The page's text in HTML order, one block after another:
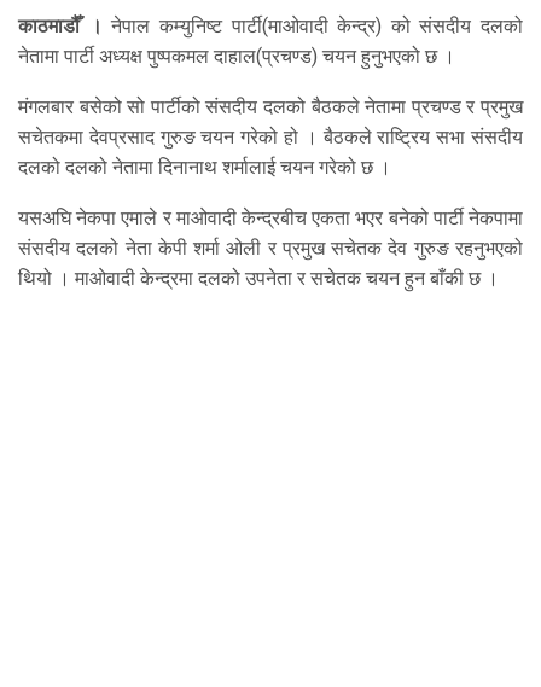
काठमाडौँ । नेपाल कम्युनिष्ट पार्टी(माओवादी केन्द्र) को संसदीय दलको
नेतामा पार्टी अध्यक्ष पुष्पकमल दाहाल(प्रचण्ड) चयन हुनुभएको छ ।
मंगलबार बसेको सो पार्टीको संसदीय दलको बैठकले नेतामा प्रचण्ड र प्रमुख
सचेतकमा देवप्रसाद गुरुङ चयन गरेको हो । बैठकले राष्ट्रिय सभा संसदीय
दलको दलको नेतामा दिनानाथ शर्मालाई चयन गरेको छ ।
यसअघि नेकपा एमाले र माओवादी केन्द्रबीच एकता भएर बनेको पार्टी नेकपामा
संसदीय दलको नेता केपी शर्मा ओली र प्रमुख सचेतक देव गुरुङ रहनुभएको
थियो । माओवादी केन्द्रमा दलको उपनेता र सचेतक चयन हुन बाँकी छ ।